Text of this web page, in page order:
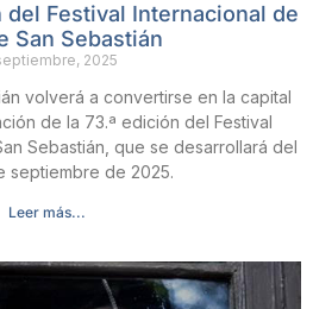
del Festival Internacional de
San Sebastián
2025
volverá a convertirse en la capital
de la 73.ª edición del Festival
Sebastián, que se desarrollará del
septiembre de 2025.
Leer más...